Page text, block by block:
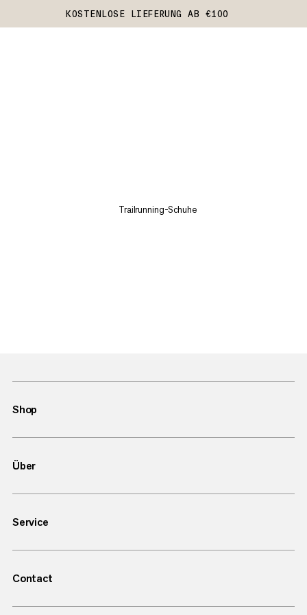
KOSTENLOSE LIEFERUNG AB €100
Trailrunning-Schuhe
Shop
Über
Service
Contact